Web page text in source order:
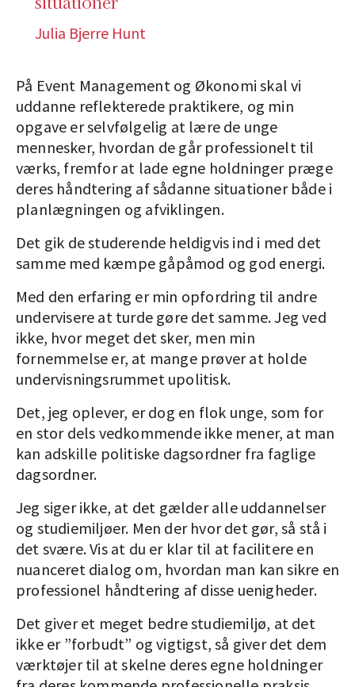
Julia Bjerre Hunt
På Event Management og Økonomi skal vi
uddanne reflekterede praktikere, og min
opgave er selvfølgelig at lære de unge
mennesker, hvordan de går professionelt til
værks, fremfor at lade egne holdninger præge
deres håndtering af sådanne situationer både i
planlægningen og afviklingen.
Det gik de studerende heldigvis ind i med det
samme med kæmpe gåpåmod og god energi.
Med den erfaring er min opfordring til andre
undervisere at turde gøre det samme. Jeg ved
ikke, hvor meget det sker, men min
fornemmelse er, at mange prøver at holde
undervisningsrummet upolitisk.
Det, jeg oplever, er dog en flok unge, som for
en stor dels vedkommende ikke mener, at man
kan adskille politiske dagsordner fra faglige
dagsordner.
Jeg siger ikke, at det gælder alle uddannelser
og studiemiljøer. Men der hvor det gør, så stå i
det svære. Vis at du er klar til at facilitere en
nuanceret dialog om, hvordan man kan sikre en
professionel håndtering af disse uenigheder.
Det giver et meget bedre studiemiljø, at det
ikke er ”forbudt” og vigtigst, så giver det dem
værktøjer til at skelne deres egne holdninger